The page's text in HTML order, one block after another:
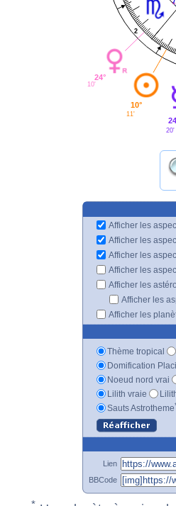
2
24°
10'
10°
11'
20'
Afficher les
Afficher les
Afficher les
Afficher les
Afficher les
Afficher les
Afficher les
Thème tropical
Domification
Noeud nord vrai
Lilith vraie
Sauts Astrotheme
Lien
BBCode